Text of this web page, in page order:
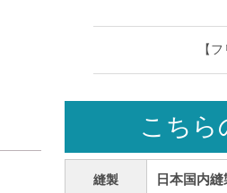
【
こちら
縫製 日本国内縫